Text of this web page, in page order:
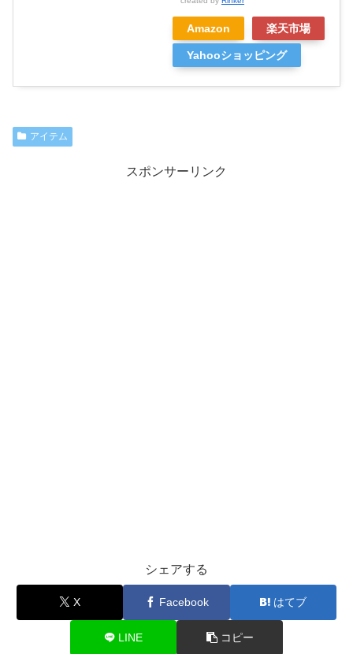
Amazon 楽天市場
Yahooショッピング
アイテム
スポンサーリンク
シェアする
X Facebook はてブ
LINE コピー